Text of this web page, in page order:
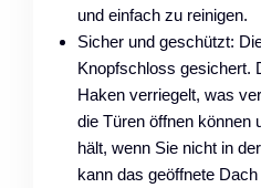
und einfach zu reinigen.
Sicher und geschützt:
Knopfschloss gesichert.
Haken verriegelt, was
die Türen öffnen können
hält, wenn Sie nicht in
kann das geöffnete